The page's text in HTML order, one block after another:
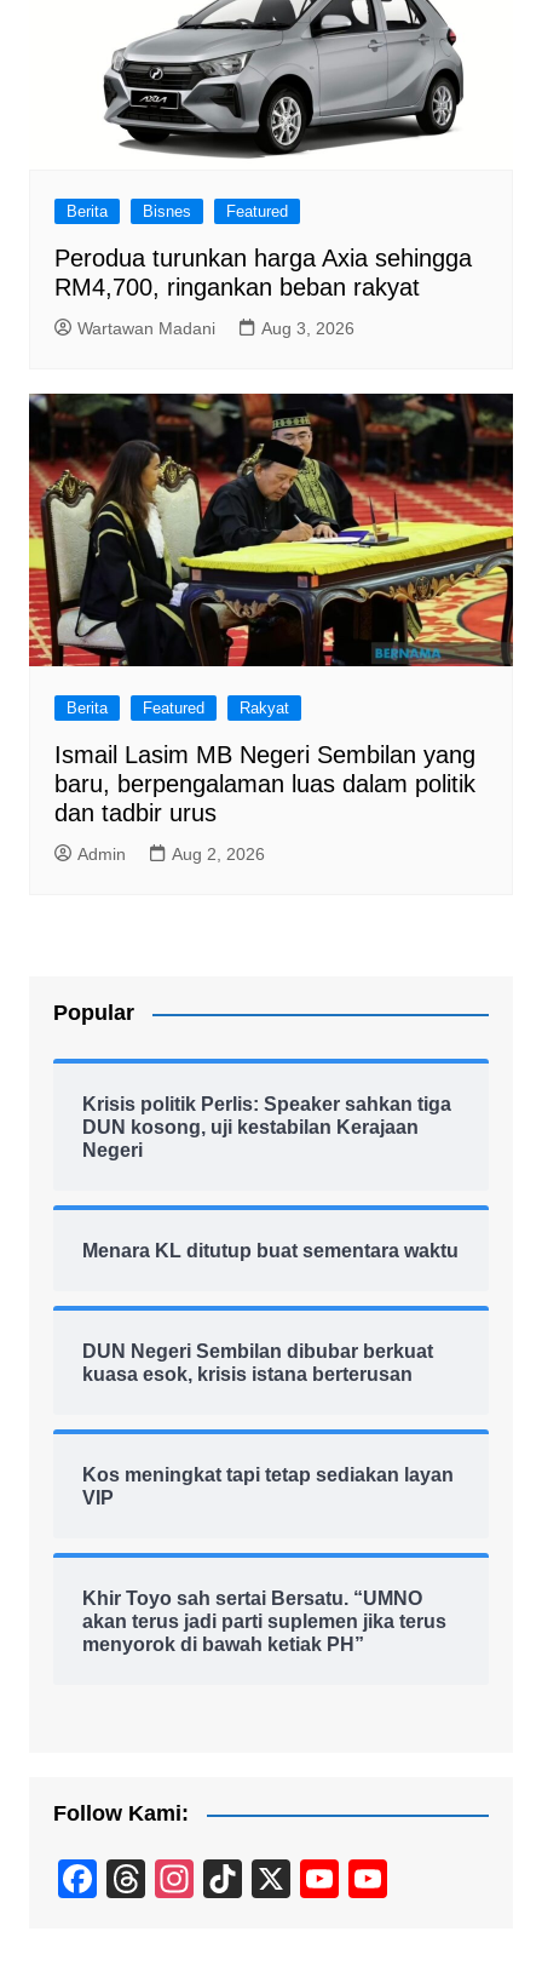
Berita Bisnes Featured
Perodua turunkan harga Axia sehingga
RM4,700, ringankan beban rakyat
Wartawan Madani Aug 3, 2026
Berita Featured Rakyat
Ismail Lasim MB Negeri Sembilan yang
baru, berpengalaman luas dalam politik
dan tadbir urus
Admin Aug 2, 2026
Popular
Krisis politik Perlis: Speaker sahkan tiga
DUN kosong, uji kestabilan Kerajaan
Negeri
Menara KL ditutup buat sementara waktu
DUN Negeri Sembilan dibubar berkuat
kuasa esok, krisis istana berterusan
Kos meningkat tapi tetap sediakan layan
VIP
Khir Toyo sah sertai Bersatu. “UMNO
akan terus jadi parti suplemen jika terus
menyorok di bawah ketiak PH”
Follow Kami:
F
T
In
Ti
X
Y